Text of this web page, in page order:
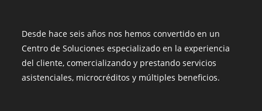
Desde hace seis años nos hemos convertido en un
Centro de Soluciones especializado en la experiencia
del cliente, comercializando y prestando servicios
asistenciales, microcréditos y múltiples beneficios.